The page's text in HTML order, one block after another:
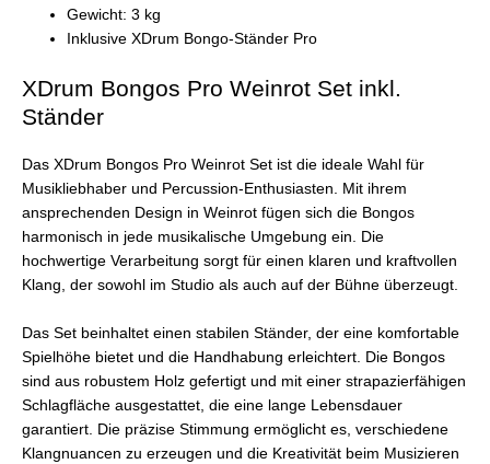
Gewicht: 3 kg
Inklusive XDrum Bongo-Ständer Pro
XDrum Bongos Pro Weinrot Set inkl.
Ständer
Das XDrum Bongos Pro Weinrot Set ist die ideale Wahl für
Musikliebhaber und Percussion-Enthusiasten. Mit ihrem
ansprechenden Design in Weinrot fügen sich die Bongos
harmonisch in jede musikalische Umgebung ein. Die
hochwertige Verarbeitung sorgt für einen klaren und kraftvollen
Klang, der sowohl im Studio als auch auf der Bühne überzeugt.
Das Set beinhaltet einen stabilen Ständer, der eine komfortable
Spielhöhe bietet und die Handhabung erleichtert. Die Bongos
sind aus robustem Holz gefertigt und mit einer strapazierfähigen
Schlagfläche ausgestattet, die eine lange Lebensdauer
garantiert. Die präzise Stimmung ermöglicht es, verschiedene
Klangnuancen zu erzeugen und die Kreativität beim Musizieren